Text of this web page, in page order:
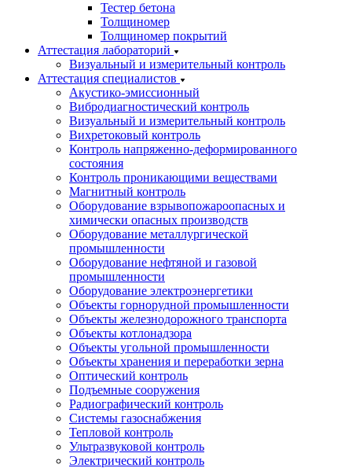
Тестер бетона
Толщиномер
Толщиномер покрытий
Аттестация лабораторий
Визуальный и измерительный контроль
Аттестация специалистов
Акустико-эмиссионный
Вибродиагностический контроль
Визуальный и измерительный контроль
Вихретоковый контроль
Контроль напряженно-деформированного
состояния
Контроль проникающими веществами
Магнитный контроль
Оборудование взрывопожароопасных и
химически опасных производств
Оборудование металлургической
промышленности
Оборудование нефтяной и газовой
промышленности
Оборудование электроэнергетики
Объекты горнорудной промышленности
Объекты железнодорожного транспорта
Объекты котлонадзора
Объекты угольной промышленности
Объекты хранения и переработки зерна
Оптический контроль
Подъемные сооружения
Радиографический контроль
Системы газоснабжения
Тепловой контроль
Ультразвуковой контроль
Электрический контроль